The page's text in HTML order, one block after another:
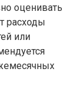
оценивать
расходы
или